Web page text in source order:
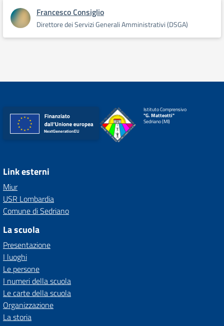
Francesco Consiglio
Direttore dei Servizi Generali Amministrativi (DSGA)
Istituto Comprensivo
"G. Matteotti"
Sedriano (MI)
Link esterni
Miur
USR Lombardia
Comune di Sedriano
La scuola
Presentazione
I luoghi
Le persone
I numeri della scuola
Le carte della scuola
Organizzazione
La storia